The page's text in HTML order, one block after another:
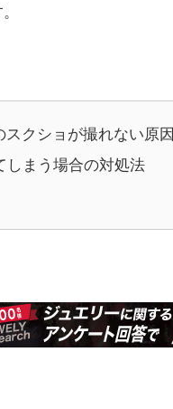
クショが撮れない原因
しまう場合の対処法